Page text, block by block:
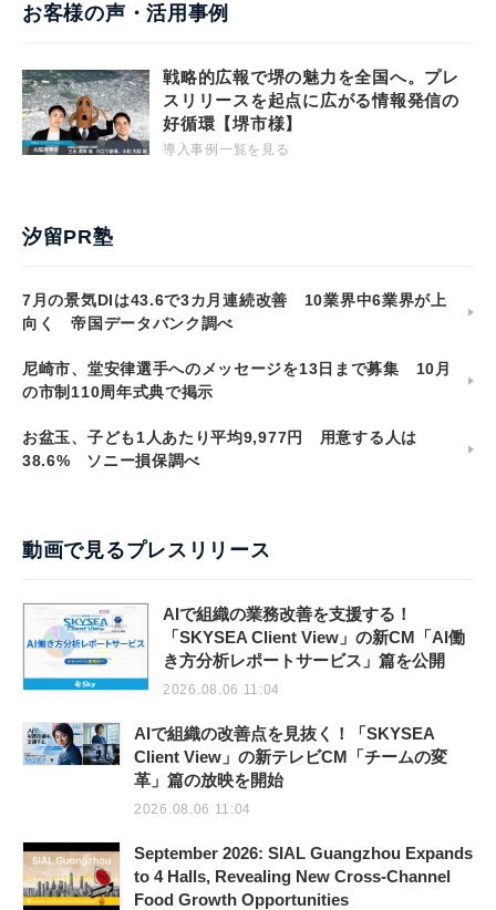
お客様の声・活用事例
戦略的広報で堺の魅力を全国へ。プレ
スリリースを起点に広がる情報発信の
好循環【堺市様】
導入事例一覧を見る
汐留PR塾
7月の景気DIは43.6で3カ月連続改善 10業界中6業界が上
向く 帝国データバンク調べ
尼崎市、堂安律選手へのメッセージを13日まで募集 10月
の市制110周年式典で掲示
お盆玉、子ども1人あたり平均9,977円 用意する人は
38.6% ソニー損保調べ
動画で見るプレスリリース
AIで組織の業務改善を支援する！
「SKYSEA Client View」の新CM「AI働
き方分析レポートサービス」篇を公開
2026.08.06 11:04
AIで組織の改善点を見抜く！「SKYSEA
Client View」の新テレビCM「チームの変
革」篇の放映を開始
2026.08.06 11:04
September 2026: SIAL Guangzhou Expands
to 4 Halls, Revealing New Cross-Channel
Food Growth Opportunities